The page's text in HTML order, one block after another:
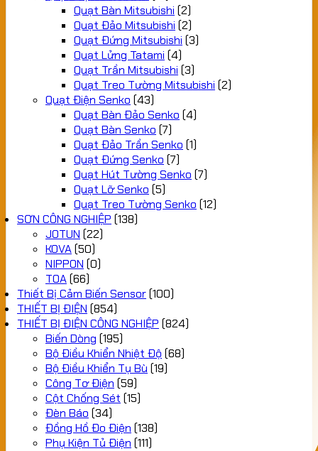
Quạt Bàn Mitsubishi (2)
Quạt Đảo Mitsubishi (2)
Quạt Đứng Mitsubishi (3)
Quạt Lửng Tatami (4)
Quạt Trần Mitsubishi (3)
Quạt Treo Tường Mitsubishi (2)
Quạt Điện Senko (43)
Quạt Bàn Đảo Senko (4)
Quạt Bàn Senko (7)
Quạt Đảo Trần Senko (1)
Quạt Đứng Senko (7)
Quạt Hút Tường Senko (7)
Quạt Lỡ Senko (5)
Quạt Treo Tường Senko (12)
SƠN CÔNG NGHIỆP (138)
JOTUN (22)
KOVA(50)
NIPPON (0)
TOA(66)
Thiết Bị Cảm Biến Sensor(100)
THIẾT BỊ ĐIỆN (854)
THIẾT BỊ ĐIỆN CÔNG NGHIỆP (824)
Biến Dòng (195)
Bộ Điều Khiển Nhiệt Độ (68)
Bộ Điều Khiển Tụ Bù (19)
Công Tơ Điện (59)
Cột Chống Sét (15)
Đèn Báo (34)
Đồng Hồ Đo Điện (138)
Phụ Kiện Tủ Điện (111)